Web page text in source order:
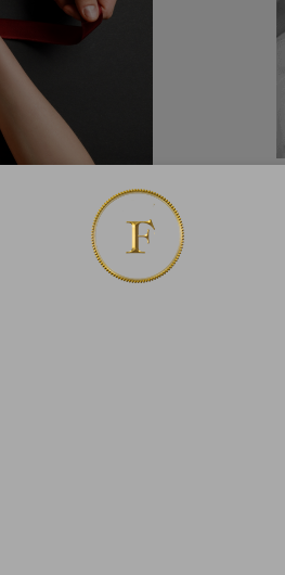
только
имеет
от
—Фрау-М
секса.
когда у нее